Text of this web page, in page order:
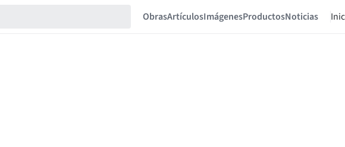
ObrasArtículosImágenesProductosNoticias